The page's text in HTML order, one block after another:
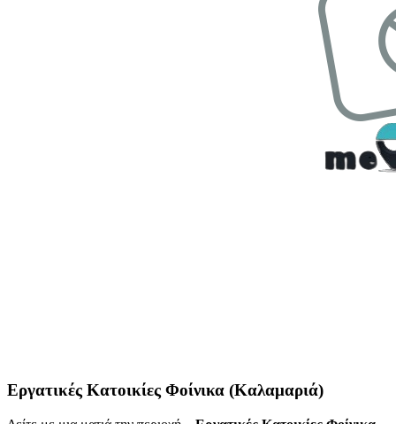
Εργατικές Κατοικίες Φοίνικα (Καλαμαριά)